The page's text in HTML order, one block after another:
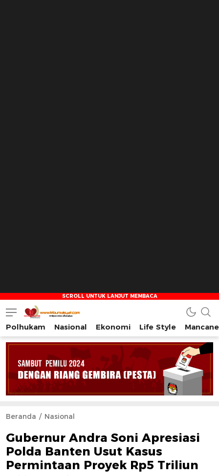
Tribun Rakyat
Tulus – Terdepan – Diharapkan
Polhukam Nasional Ekonomi Life Style
Beranda Nasional
Gubernur Andra Soni Apresiasi
Polda Banten Usut Kasus
Permintaan Proyek Rp5 Triliun